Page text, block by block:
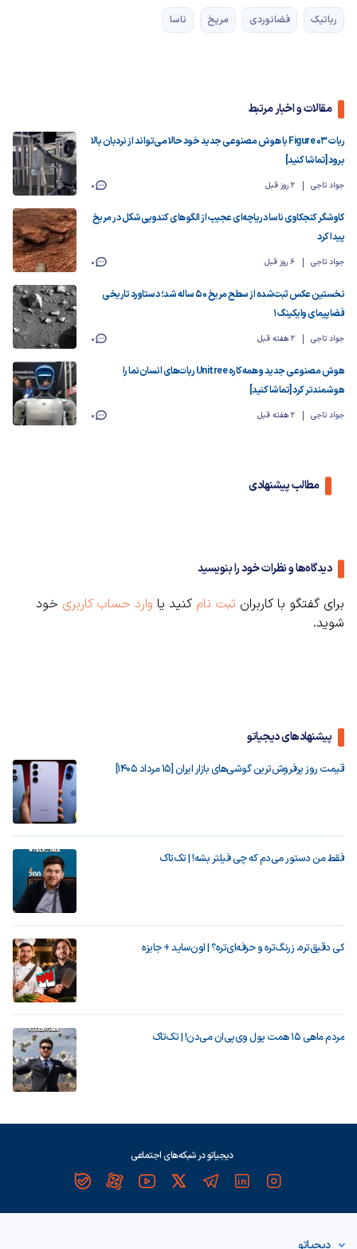
رباتیک فضانوردی مریخ ناسا
مقالات و اخبار مرتبط
ربات Figure 03 با هوش مصنوعی جدید خود حالا می‌تواند از نردبان بالا
برود [تماشا کنید]
جواد تاجی 2 روز قبل 0
کاوشگر کنجکاوی ناسا دریاچه‌ای عجیب از الگوهای کندویی‌شکل در مریخ
پیدا کرد
جواد تاجی 6 روز قبل 0
نخستین عکس ثبت‌شده از سطح مریخ ۵۰ ساله شد؛ دستاورد تاریخی
فضاپیمای وایکینگ ۱
جواد تاجی 2 هفته قبل 0
هوش مصنوعی جدید و همه‌کاره Unitree ربات‌های انسان‌نما را
هوشمندتر کرد [تماشا کنید]
جواد تاجی 2 هفته قبل 0
مطالب پیشنهادی
دیدگاه‌ها و نظرات خود را بنویسید
برای گفتگو با کاربران ثبت نام کنید یا وارد حساب کاربری خود
شوید.
پیشنهادهای دیجیاتو
قیمت روز پرفروش‌ترین گوشی‌های بازار ایران [15 مرداد 1405]
فقط من دستور می‌دم که چی فیلتر بشه! | تک‌تاک
کی دقیق‌تره، زرنگ‌تره و حرفه‌ای‌تره؟ | اون‌ساید + جایزه
مردم ماهی ۱۵ همت پول وی‌پی‌ان می‌دن! | تک‌تاک
دیجیاتو در شبکه‌های اجتماعی
دیجیاتو